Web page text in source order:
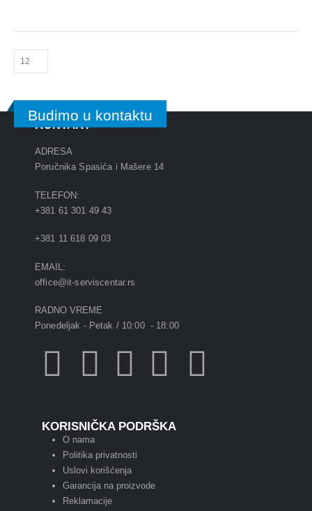
Budimo u kontaktu
KONTAKT
ADRESA
Poručnika Spasića i Mašere 14
TELEFON:
+381 61 301 49 43
+381 11 618 09 03
EMAIL:
office@it-serviscentar.rs
RADNO VREME
Ponedeljak - Petak / 10:00 - 18:00
KORISNIČKA PODRŠKA
O nama
Politika privatnosti
Uslovi korišćenja
Garancija na proizvode
Reklamacije